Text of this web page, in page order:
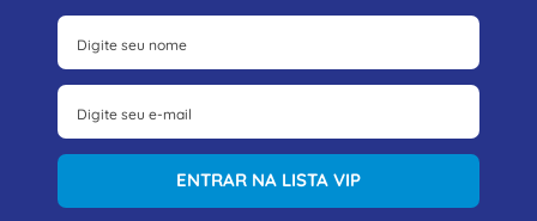
ENTRAR NA LISTA VIP